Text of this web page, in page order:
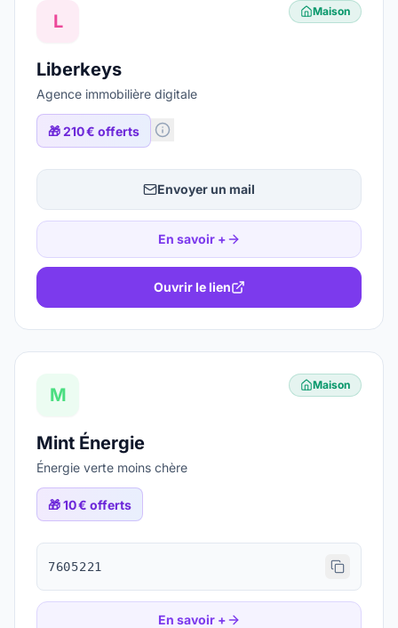
L Maison
Liberkeys
Agence immobilière digitale
🎁210 € offerts
Envoyer un mail
En savoir +
Ouvrir le lien
M Maison
Mint Énergie
Énergie verte moins chère
🎁10 € offerts
7605221
En savoir +